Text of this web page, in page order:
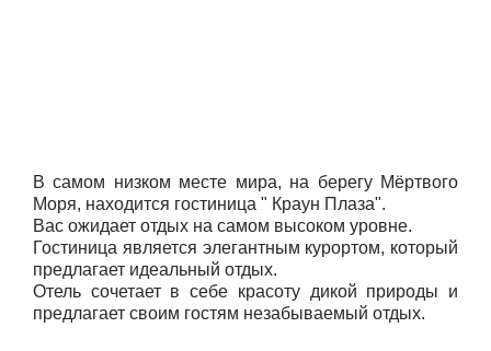
В самом низком месте мира, на берегу Мёртвого
Моря, находится гостиница " Краун Плаза".
Вас ожидает отдых на самом высоком уровне.
Гостиница является элегантным курортом, который
предлагает идеальный отдых.
Отель сочетает в себе красоту дикой природы и
предлагает своим гостям незабываемый отдых.